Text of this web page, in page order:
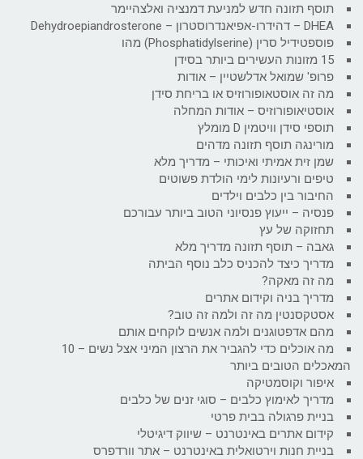
תוסף תזונה חדש למניעת דמנציה ואלצהיימר
DHEA – דהידרו-אפיאנדרוסטרון – Dehydroepiandrosterone
פוספטידיל סרין (Phosphatidylserine) מהו
15 מזונות העשירים ביותר בסידן
פרופ' שמואל אדלשטיין – אודות
מה זה אוסטאופורוזיס או בריחת סידן
אוסטיאופורוזיס – אודות המחלה
תוספי סידן וויטמין D מומלץ
מורינגה תוסף תזונה מדהים
שמן זית אמיתי ואיכותי – מדריך מלא
טיפים ורעיונות לימי הולדת פשוטים
החיבור בין כלבים וילדים
פנסיה – ייעוץ פנסיוני הטוב ביותר עבורכם
תחזוקה של עץ
גאבה – תוסף תזונה מדריך מלא
מדריך כיצד להכניס כלב נוסף הביתה
מה זה מאקה?
מדריך בניה וקידום אתרים
אסטקסנטין מה זה ולמה זה טוב?
מהם אדפטוגנים ולמה אנשים לוקחים אותם
מה אוכלים כדי להגביר את הרצון המיני אצל נשים – 10
המאכלים הטובים ביותר
איפור וקוסמטיקה
מדריך לאימוץ כלבים – סוגי זנים של כלבים
בניית פרגולה בבית פרטי
קידום אתרים באינטרנט – שיווק דיגיטלי
בניית חנות וירטואלית באינטרנט – אתר וורדפרס